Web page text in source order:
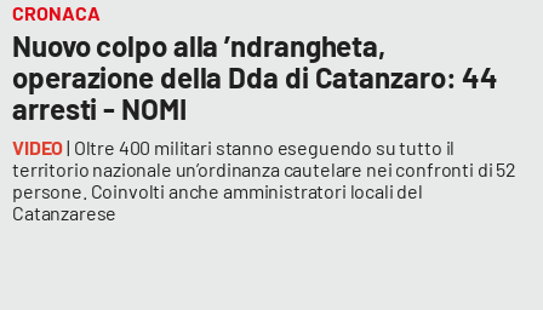
Leggendo Alvaro insieme
Imprese Di Calabria
Le perfidie di Antonella Grippo
Venti di comunicazione
CRONACA
Nuovo colpo alla ’ndrangheta,
operazione della Dda di Catanzaro: 44
arresti - NOMI
VIDEO| Oltre 400 militari stanno eseguendo su tutto il
territorio nazionale un’ordinanza cautelare nei confronti di 52
persone. Coinvolti anche amministratori locali del
Catanzarese